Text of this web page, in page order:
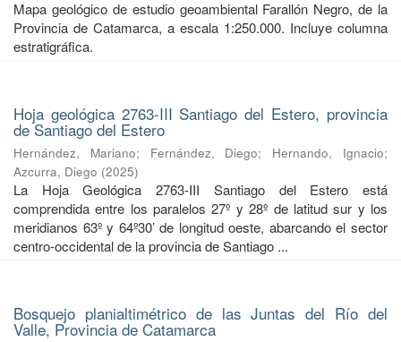
Mapa geológico de estudio geoambiental Farallón Negro, de la
Provincia de Catamarca, a escala 1:250.000. Incluye columna
estratigráfica.
Hoja geológica 2763-III Santiago del Estero, provincia
de Santiago del Estero
Hernández, Mariano; Fernández, Diego; Hernando, Ignacio;
Azcurra, Diego (2025)
La Hoja Geológica 2763-III Santiago del Estero está
comprendida entre los paralelos 27º y 28º de latitud sur y los
meridianos 63º y 64º30’ de longitud oeste, abarcando el sector
centro-occidental de la provincia de Santiago ...
Bosquejo planialtimétrico de las Juntas del Río del
Valle, Provincia de Catamarca